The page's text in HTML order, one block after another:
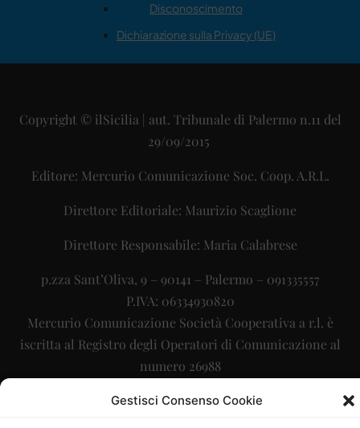
Gestisci Consenso Cookie
Disconoscimento
Dichiarazione sulla Privacy (UE)
Copyright © ilSicilia | aut. Tribunale di Palermo n.11 del
29/09/2015
Editore: Mercurio Comunicazione Soc. Coop. A.R.L.
Direttore Editoriale: Maurizio Scaglione
Direttore Responsabile: Maria Calabrese
p.zza Sant’Oliva, 9 – 90141 – Palermo – 091335557
P.IVA: 06334930820
Mercurio Comunicazione Società Cooperativa a r.l. è
iscritta al Registro degli Operatori di Comunicazione al
numero 26988
Sito gestito daLa Digitale srl–info@ladigitale.it